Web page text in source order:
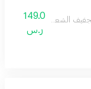
الشعر وتصفيفه بجودة
149.0
ر.س